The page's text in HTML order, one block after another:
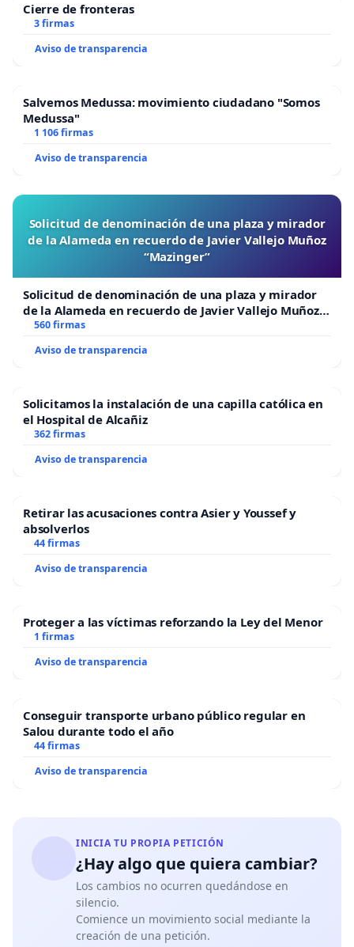
Cierre de fronteras
3 firmas
Aviso de transparencia
Salvemos Medussa: movimiento ciudadano "Somos
Medussa"
1 106 firmas
Aviso de transparencia
Solicitud de denominación de una plaza y mirador
de la Alameda en recuerdo de Javier Vallejo Muñoz
“Mazinger”
Solicitud de denominación de una plaza y mirador
de la Alameda en recuerdo de Javier Vallejo Muñoz
“Mazinger”
560 firmas
Aviso de transparencia
Solicitamos la instalación de una capilla católica en
el Hospital de Alcañiz
362 firmas
Aviso de transparencia
Retirar las acusaciones contra Asier y Youssef y
absolverlos
44 firmas
Aviso de transparencia
Proteger a las víctimas reforzando la Ley del Menor
1 firmas
Aviso de transparencia
Conseguir transporte urbano público regular en
Salou durante todo el año
44 firmas
Aviso de transparencia
INICIA TU PROPIA PETICIÓN
¿Hay algo que quiera cambiar?
Los cambios no ocurren quedándose en
silencio.
Comience un movimiento social mediante la
creación de una petición.